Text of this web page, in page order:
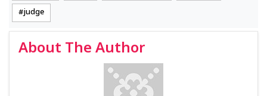
judge
About The Author